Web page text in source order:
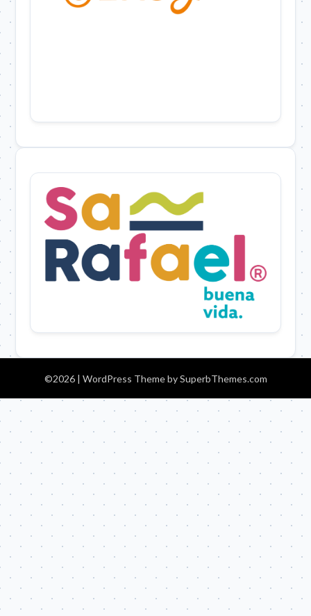
©2026 | WordPress Theme bySuperbThemes.com